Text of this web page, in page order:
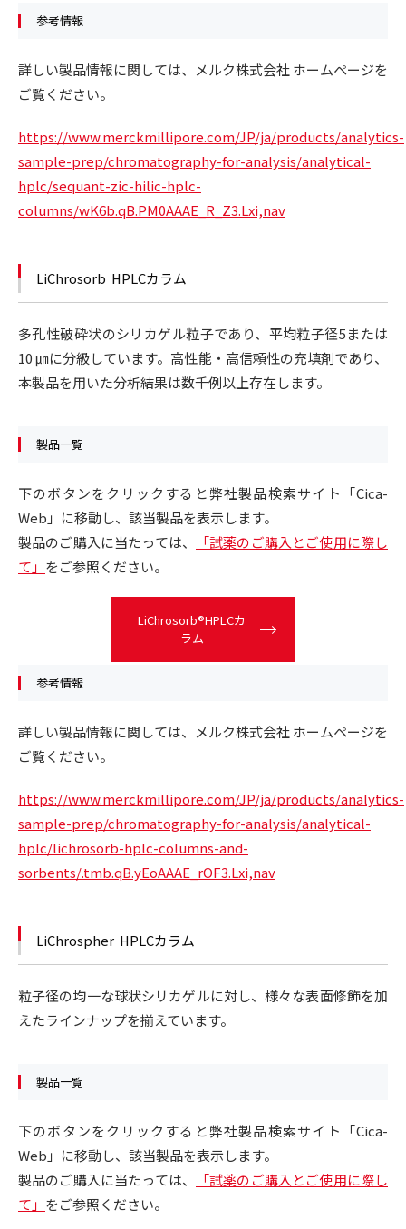
参考情報
詳しい製品情報に関しては、メルク株式会社 ホームページを
ご覧ください。
https://www.merckmillipore.com/JP/ja/products/analytics-
sample-prep/chromatography-for-analysis/analytical-
hplc/sequant-zic-hilic-hplc-
columns/wK6b.qB.PM0AAAE_R_Z3.Lxi,nav
LiChrosorb HPLCカラム
多孔性破砕状のシリカゲル粒子であり、平均粒子径5または
10 ㎛に分級しています。高性能・高信頼性の充填剤であり、
本製品を用いた分析結果は数千例以上存在します。
製品一覧
下のボタンをクリックすると弊社製品検索サイト「Cica-
Web」に移動し、該当製品を表示します。
製品のご購入に当たっては、
「試薬のご購入とご使用に際し
て」 をご参照ください。
LiChrosorb®HPLCカ
ラム
参考情報
詳しい製品情報に関しては、メルク株式会社 ホームページを
ご覧ください。
https://www.merckmillipore.com/JP/ja/products/analytics-
sample-prep/chromatography-for-analysis/analytical-
hplc/lichrosorb-hplc-columns-and-
sorbents/.tmb.qB.yEoAAAE_rOF3.Lxi,nav
LiChrospher HPLCカラム
粒子径の均一な球状シリカゲルに対し、様々な表面修飾を加
えたラインナップを揃えています。
製品一覧
下のボタンをクリックすると弊社製品検索サイト「Cica-
Web」に移動し、該当製品を表示します。
製品のご購入に当たっては、
「試薬のご購入とご使用に際し
て」 をご参照ください。